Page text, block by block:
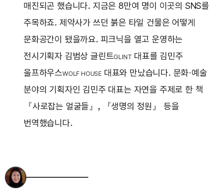
매진되곤 했습니다. 지금은 8만여 명이 이곳의 SNS를
주목하죠. 제약사가 쓰던 붉은 타일 건물은 어떻게
문화공간이 됐을까요. 피크닉을 열고 운영하는
전시기획자 김범상 글린트GLINT 대표를 김민주
울프하우스WOLF HOUSE 대표와 만났습니다. 문화·예술
분야의 기획자인 김민주 대표는 자연을 주제로 한 책
『사로잡는 얼굴들』, 『생명의 정원』 등을
번역했습니다.